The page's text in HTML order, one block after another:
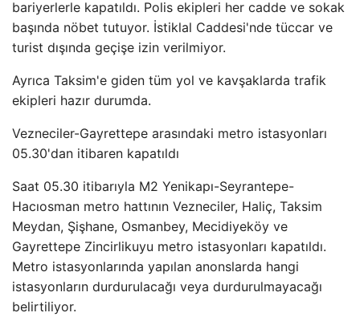
bariyerlerle kapatıldı. Polis ekipleri her cadde ve sokak
başında nöbet tutuyor. İstiklal Caddesi'nde tüccar ve
turist dışında geçişe izin verilmiyor.
Ayrıca Taksim'e giden tüm yol ve kavşaklarda trafik
ekipleri hazır durumda.
Vezneciler-Gayrettepe arasındaki metro istasyonları
05.30'dan itibaren kapatıldı
Saat 05.30 itibarıyla M2 Yenikapı-Seyrantepe-
Hacıosman metro hattının Vezneciler, Haliç, Taksim
Meydan, Şişhane, Osmanbey, Mecidiyeköy ve
Gayrettepe Zincirlikuyu metro istasyonları kapatıldı.
Metro istasyonlarında yapılan anonslarda hangi
istasyonların durdurulacağı veya durdurulmayacağı
belirtiliyor.